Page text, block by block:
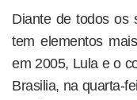
Diante de todos os
tem elementos
em 2005, Lula e o
Brasilia, na quarta-